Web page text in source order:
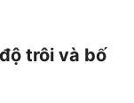
trôi và bố